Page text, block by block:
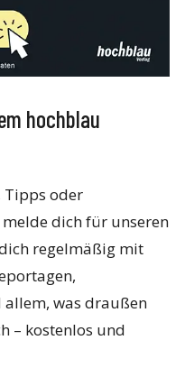
hochblau
Tipps oder
melde dich für unseren
regelmäßig mit
was draußen
– kostenlos und